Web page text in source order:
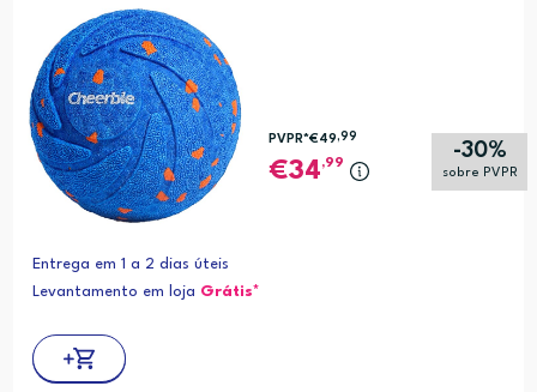
-30%
sobre PVPR
PVPR*€49 ,99
34,99
Entrega em 1 a 2 dias úteis
Levantamento em loja Grátis*